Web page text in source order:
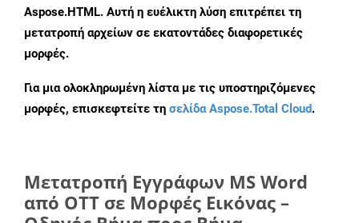
Aspose.HTML. Αυτή η ευέλικτη λύση επιτρέπει τη
μετατροπή αρχείων σε εκατοντάδες διαφορετικές
μορφές.
Για μια ολοκληρωμένη λίστα με τις υποστηριζόμενες
μορφές, επισκεφτείτε τη σελίδα Aspose.Total Cloud.
Μετατροπή Εγγράφων MS Word
από OTT σε Μορφές Εικόνας –